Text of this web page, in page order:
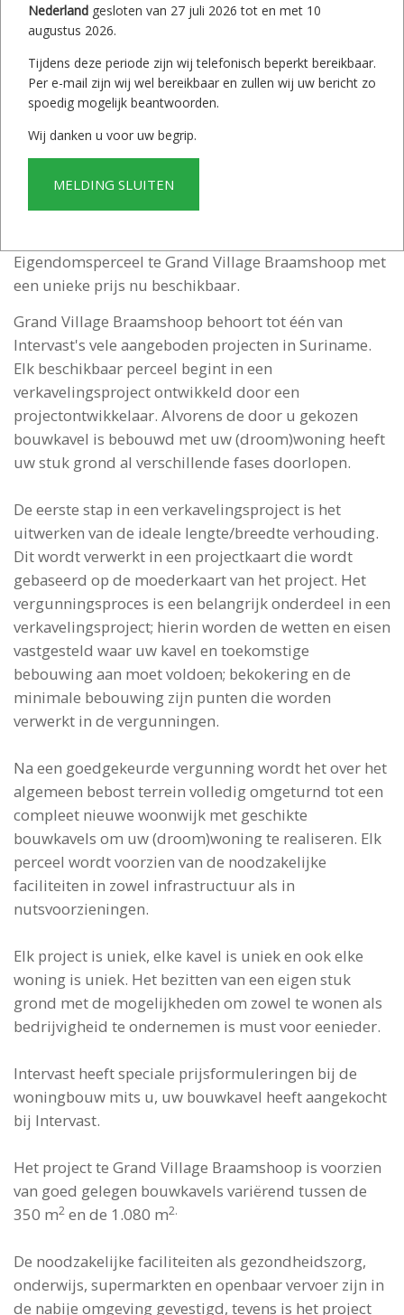
Perceel/Project-kaart:
Onze werkwijze
Interesse?Neem contact op
Eigendomsperceel te Grand Village Braamshoop met
een unieke prijs nu beschikbaar.
Grand Village Braamshoop behoort tot één van
Intervast's vele aangeboden projecten in Suriname.
Elk beschikbaar perceel begint in een
verkavelingsproject ontwikkeld door een
projectontwikkelaar. Alvorens de door u gekozen
bouwkavel is bebouwd met uw (droom)woning heeft
uw stuk grond al verschillende fases doorlopen.
De eerste stap in een verkavelingsproject is het
uitwerken van de ideale lengte/breedte verhouding.
Dit wordt verwerkt in een projectkaart die wordt
gebaseerd op de moederkaart van het project. Het
vergunningsproces is een belangrijk onderdeel in een
verkavelingsproject; hierin worden de wetten en eisen
vastgesteld waar uw kavel en toekomstige
bebouwing aan moet voldoen; bekokering en de
minimale bebouwing zijn punten die worden
verwerkt in de vergunningen.
Na een goedgekeurde vergunning wordt het over het
algemeen bebost terrein volledig omgeturnd tot een
compleet nieuwe woonwijk met geschikte
bouwkavels om uw (droom)woning te realiseren. Elk
perceel wordt voorzien van de noodzakelijke
faciliteiten in zowel infrastructuur als in
nutsvoorzieningen.
Elk project is uniek, elke kavel is uniek en ook elke
woning is uniek. Het bezitten van een eigen stuk
grond met de mogelijkheden om zowel te wonen als
bedrijvigheid te ondernemen is must voor eenieder.
Intervast heeft speciale prijsformuleringen bij de
woningbouw mits u, uw bouwkavel heeft aangekocht
bij Intervast.
Het project te Grand Village Braamshoop is voorzien
van goed gelegen bouwkavels variërend tussen de
350 m2 en de 1.080 m2.
De noodzakelijke faciliteiten als gezondheidszorg,
onderwijs, supermarkten en openbaar vervoer zijn in
de nabije omgeving gevestigd, tevens is het project
Nederland gesloten van 27 juli 2026 tot en met 10
augustus 2026.
Tijdens deze periode zijn wij telefonisch beperkt bereikbaar.
Per e-mail zijn wij wel bereikbaar en zullen wij uw bericht zo
spoedig mogelijk beantwoorden.
Wij danken u voor uw begrip.
MELDING SLUITEN